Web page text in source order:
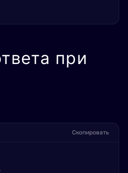
при
Скопировать